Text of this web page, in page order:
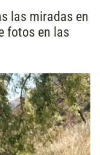
las miradas en
fotos en las